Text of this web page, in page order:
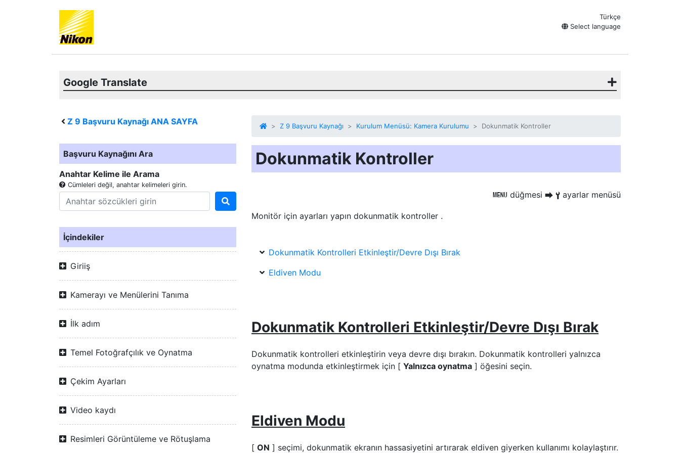
Türkçe
Select language
Google Translate
Z 9 Başvuru Kaynağı ANA SAYFA
Başvuru Kaynağını Ara
Anahtar Kelime ile Arama
Cümleleri değil, anahtar kelimeleri girin.
İçindekiler
Giriiş
Kamerayı ve Menülerini Tanıma
İlk adım
Temel Fotoğrafçılık ve Oynatma
Çekim Ayarları
Video kaydı
Resimleri Görüntüleme ve Rötuşlama
Z 9 Başvuru Kaynağı Kurulum Menüsü: Kamera Kurulumu Dokunmatik Kontroller
Dokunmatik Kontroller
G düğmesi U B ayarlar menüsü
Monitör için ayarları yapın dokunmatik kontroller .
Dokunmatik Kontrolleri Etkinleştir/Devre Dışı Bırak
Eldiven Modu
Dokunmatik Kontrolleri Etkinleştir/Devre Dışı Bırak
Dokunmatik kontrolleri etkinleştirin veya devre dışı bırakın. Dokunmatik kontrolleri yalnızca
oynatma modunda etkinleştirmek için [ Yalnızca oynatma ] öğesini seçin.
Eldiven Modu
[ ON ] seçimi, dokunmatik ekranın hassasiyetini artırarak eldiven giyerken kullanımı kolaylaştırır.